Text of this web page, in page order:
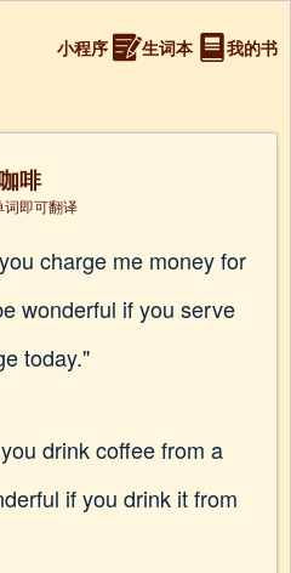
小程序 生词本 我的书
啡
词即可翻译
charge me money for
wonderful if you serve
today."
drink coffee from a
if you drink it from